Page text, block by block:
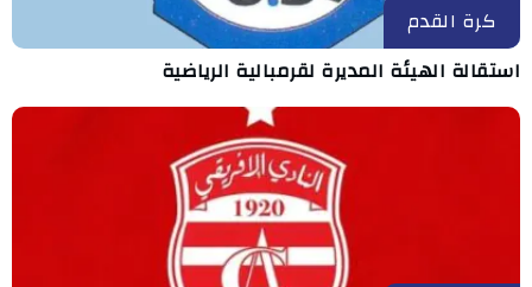
كرة القدم
استقالة الهيئة المديرة لقرمبالية الرياضية